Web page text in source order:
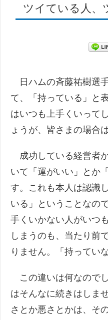
ツイている人、
日ハムの斉藤祐樹選
て、「持っている」と
はいつも上手くいって
ょうが、皆さまの場合
成功している経営者
いて「運がいい」とか
す。これも本人は認識
いる」ということなの
手くいかない人がいつ
しまうのも、当たり前
りません。「持ってい
この違いは何なので
はそんなに続きはしま
さとか悪さとかは、そ